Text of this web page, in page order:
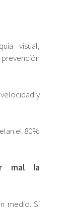
visual,
y
el 80%
mal la
medio. Si